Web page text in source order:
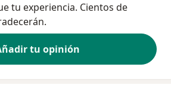
tu experiencia. Cientos de
tu opinión